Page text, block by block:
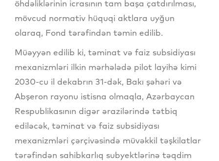
öhdəliklərinin icrasının tam başa çatdırılması,
mövcud normativ hüquqi aktlara uyğun
olaraq, Fond tərəfindən təmin edilib.
Müəyyən edilib ki, təminat və faiz subsidiyası
mexanizmləri ilkin mərhələdə pilot layihə kimi
2030-cu il dekabrın 31-dək, Bakı şəhəri və
Abşeron rayonu istisna olmaqla, Azərbaycan
Respublikasının digər ərazilərində tətbiq
ediləcək, təminat və faiz subsidiyası
mexanizmləri çərçivəsində müvəkkil təşkilatlar
tərəfindən sahibkarlıq subyektlərinə təqdim